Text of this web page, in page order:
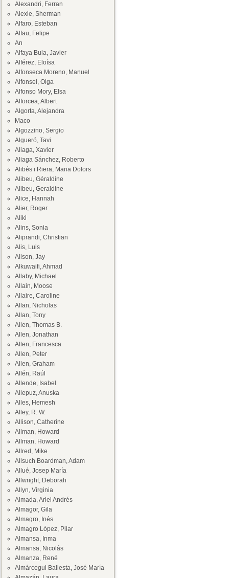
Alexandri, Ferran
Alexie, Sherman
Alfaro, Esteban
Alfau, Felipe
An
Alfaya Bula, Javier
Alférez, Eloísa
Alfonseca Moreno, Manuel
Alfonsel, Olga
Alfonso Mory, Elsa
Alforcea, Albert
Algorta, Alejandra
Maco
Algozzino, Sergio
Algueró, Tavi
Aliaga, Xavier
Aliaga Sánchez, Roberto
Alibés i Riera, Maria Dolors
Alibeu, Géraldine
Alibeu, Geraldine
Alice, Hannah
Alier, Roger
Aliki
Alins, Sonia
Aliprandi, Christian
Alis, Luis
Alison, Jay
Alkuwaifi, Ahmad
Allaby, Michael
Allain, Moose
Allaire, Caroline
Allan, Nicholas
Allan, Tony
Allen, Thomas B.
Allen, Jonathan
Allen, Francesca
Allen, Peter
Allen, Graham
Allén, Raúl
Allende, Isabel
Allepuz, Anuska
Alles, Hemesh
Alley, R. W.
Allison, Catherine
Allman, Howard
Allman, Howard
Allred, Mike
Allsuch Boardman, Adam
Allué, Josep María
Allwright, Deborah
Allyn, Virginia
Almada, Ariel Andrés
Almagor, Gila
Almagro, Inés
Almagro López, Pilar
Almansa, Inma
Almansa, Nicolás
Almanza, René
Almárcegui Ballesta, José María